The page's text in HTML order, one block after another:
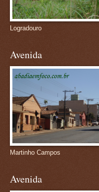
Logradouro
Avenida
Martinho Campos
Avenida